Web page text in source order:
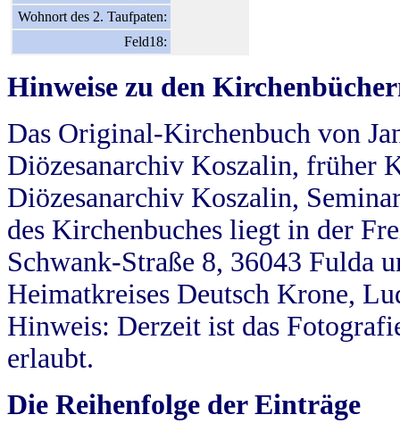
Wohnort des 2. Taufpaten:
Feld18:
Hinweise zu den
Das Original-Kirchenbuch von
Diözesanarchiv Koszalin, früher
Diözesanarchiv Koszalin,
des Kirchenbuches liegt in der
Schwank-Straße 8, 36043 Fulda
Heimatkreises Deutsch Krone,
Hinweis: Derzeit ist das
erlaubt.
Die Reihenfolge der Einträge